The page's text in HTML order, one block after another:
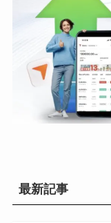
最新記事